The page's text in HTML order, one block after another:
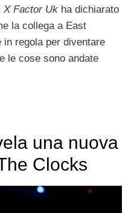
X Factor Uk ha dichiarato
la collega a East
in regola per diventare
le cose sono andate
una nuova
Clocks